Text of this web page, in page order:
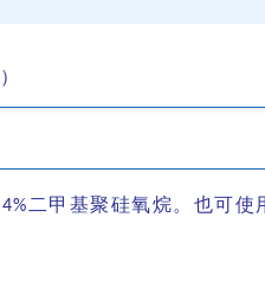
）
二甲基聚硅氧烷。也可使